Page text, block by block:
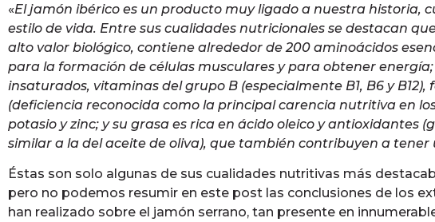
«El jamón ibérico es un producto muy ligado a nuestra historia,
estilo de vida. Entre sus cualidades nutricionales se destacan
alto valor biológico, contiene alrededor de 200 aminoácidos
para la formación de células musculares y para obtener
insaturados, vitaminas del grupo B (especialmente B1, B6 y B12),
(deficiencia reconocida como la principal carencia nutritiva en
potasio y zinc; y su grasa es rica en ácido oleico y antioxidantes
similar a la del aceite de oliva), que también contribuyen a tener
Éstas son solo algunas de sus cualidades nutritivas más
pero no podemos resumir en este post las conclusiones de los
han realizado sobre el jamón serrano, tan presente en